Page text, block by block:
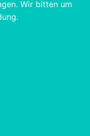
Wir bitten um